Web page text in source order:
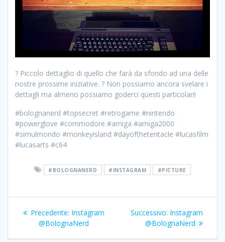
? Piccolo dettaglio di quello che farà da sfondo ad una delle
nostre prossime iniziative. ? Non possiamo ancora svelare i
dettagli ma almeno possiamo goderci questi particolari!
#bolognanerd #topsecret #retrogame #nintendo
#powerglove #commodore #amiga #amiga2000
#simulmondo #monkeyisland #dayofthetentacle #lucasfilm
#lucasarts #c64
#BOLOGNANERD #INSTAGRAM #PICTURE
Navigazione
articoli
Precedente: Articolo
precedente:
Instagram
@BolognaNerd
Successivo: Articolo
successivo:
Instagram
@BolognaNerd